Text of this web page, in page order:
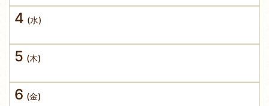
4 (水)
5 (木)
6 (金)